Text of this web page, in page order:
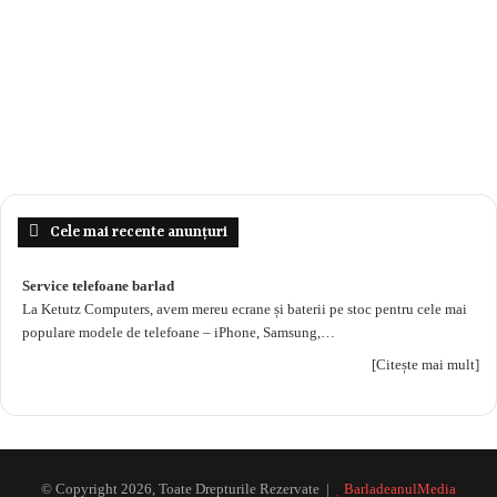
Cele mai recente anunțuri
Service telefoane barlad
La Ketutz Computers, avem mereu ecrane și baterii pe stoc pentru cele mai
populare modele de telefoane – iPhone, Samsung,…
[Citește mai mult]
© Copyright 2026, Toate Drepturile Rezervate | BarladeanulMedia